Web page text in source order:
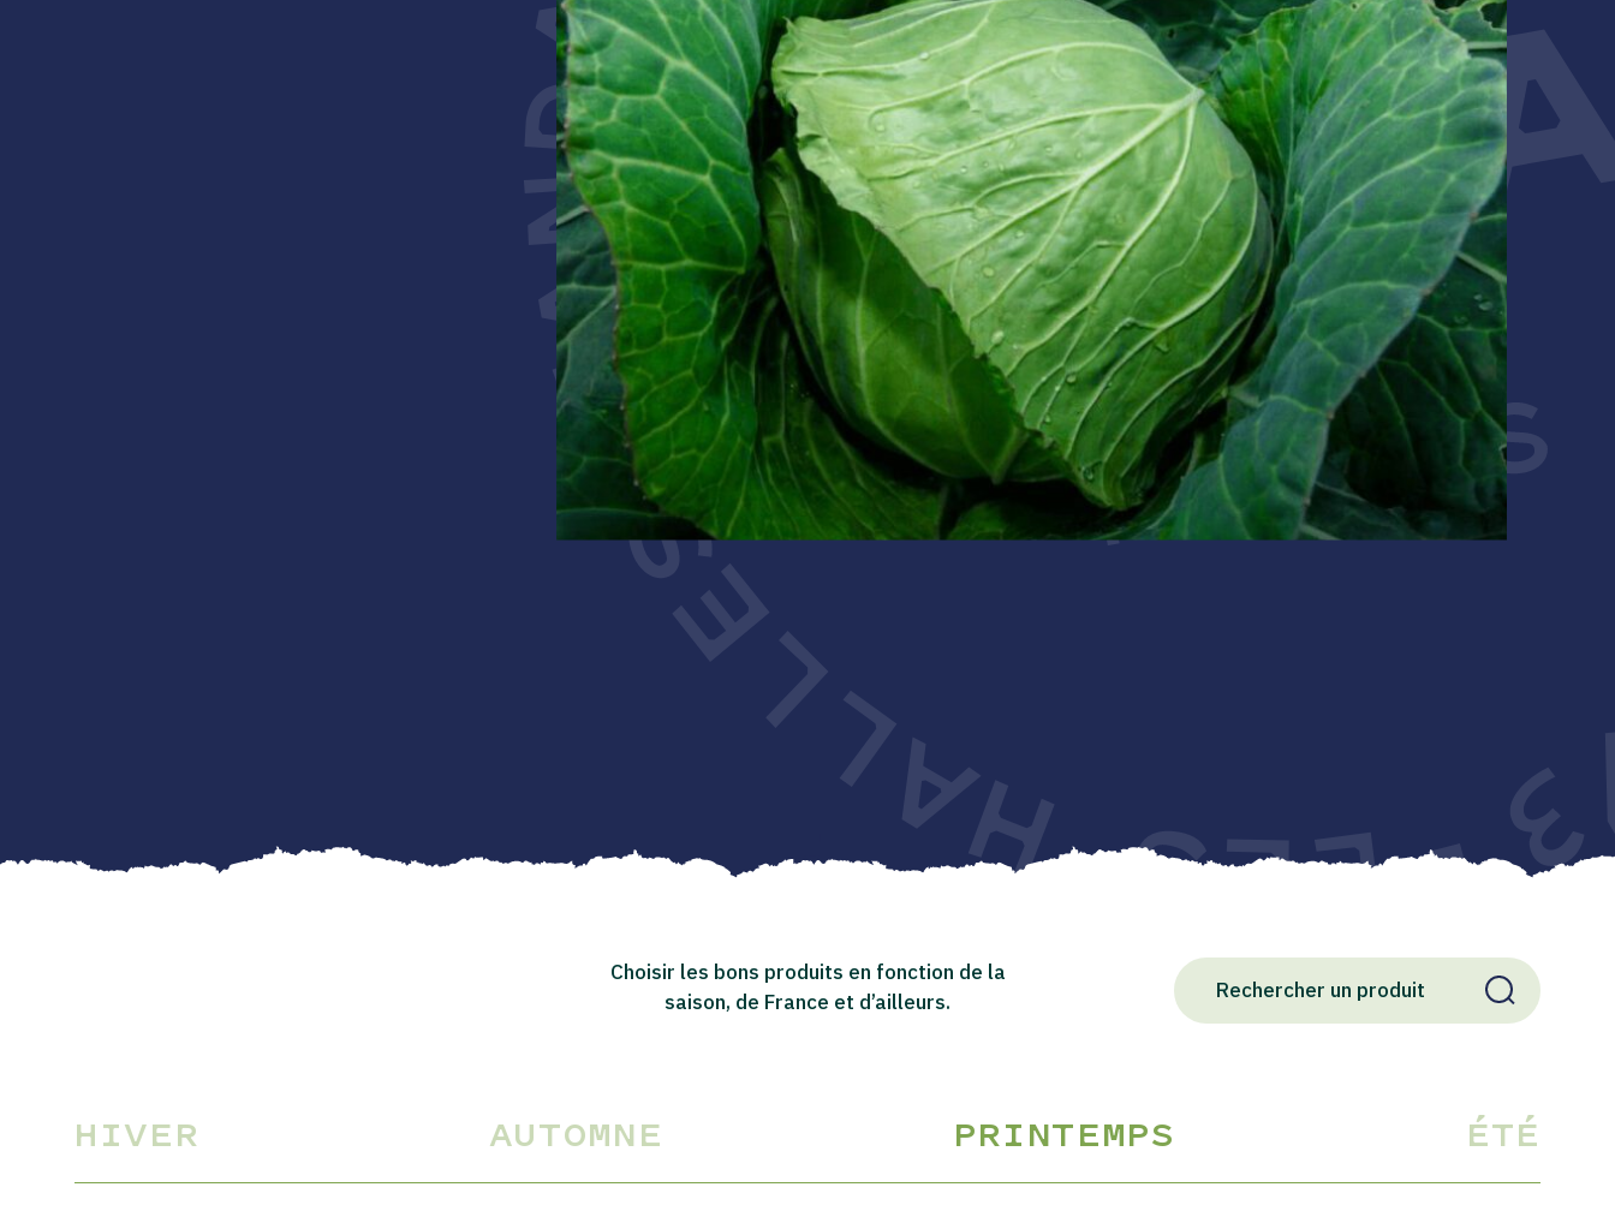
Choisir les bons produits en fonction de la
saison, de France et d’ailleurs.
HIVER AUTOMNE PRINTEMPS ÉTÉ